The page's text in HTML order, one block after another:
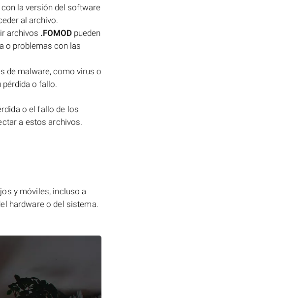
la versión del software
al archivo.
archivos .FOMOD pueden
o problemas con las
de malware, como virus o
pérdida o fallo.
o el fallo de los
a estos archivos.
y móviles, incluso a
hardware o del sistema.